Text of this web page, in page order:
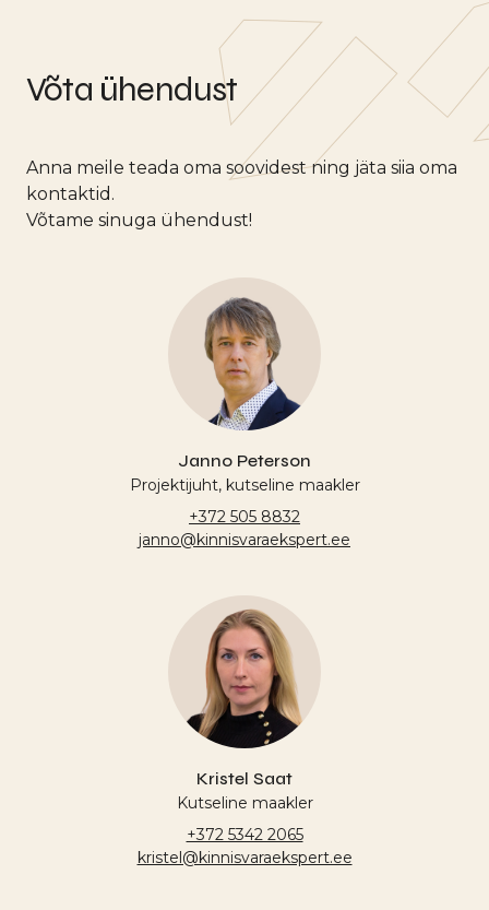
Võta ühendust
Anna meile teada oma soovidest ning jäta siia oma
kontaktid.
Võtame sinuga ühendust!
Janno Peterson
Projektijuht, kutseline maakler
+372 505 8832
janno@kinnisvaraekspert.ee
Kristel Saat
Kutseline maakler
+372 5342 2065
kristel@kinnisvaraekspert.ee